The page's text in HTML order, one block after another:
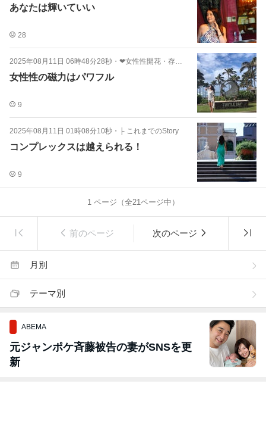
あなたは輝いていい
28
2025年08月11日 06時48分28秒 ・ ❤女性性開花・存在美コラム
女性性の磁力はパワフル
9
2025年08月11日 01時08分10秒 ・ ├ これまでのStory
コンプレックスは越えられる！
9
1ページ（全21ページ中）
前のページ 次のページ
月別
テーマ別
ABEMA
元ジャンポケ斉藤被告の妻がSNSを更
新